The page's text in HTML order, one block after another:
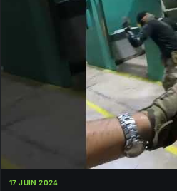
17 JUIN 2024